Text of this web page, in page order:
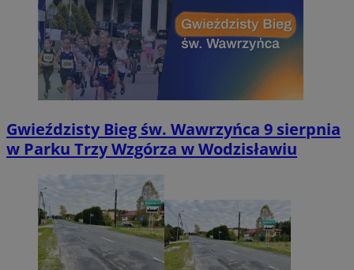
Gwieździsty Bieg św. Wawrzyńca 9 sierpnia
w Parku Trzy Wzgórza w Wodzisławiu